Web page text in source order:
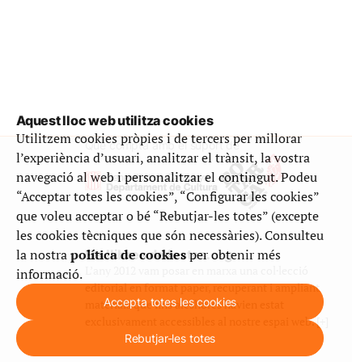
Que compta amb el suport de
Els llibres de festes.org
editorial en format paper, recuperant i ampliant
materials que fins aleshores havien estat
exclusivament accessibles al nostre espai web. [+]
Aquest lloc web utilitza cookies
Utilitzem cookies pròpies i de tercers per millorar
l’experiència d’usuari, analitzar el trànsit, la vostra
navegació al web i personalitzar el contingut. Podeu
“Acceptar totes les cookies”, “Configurar les cookies”
que voleu acceptar o bé “Rebutjar-les totes” (excepte
les cookies tècniques que són necessàries). Consulteu
la nostrapolítica de cookiesper obtenir més
informació.
Accepta totes les cookies
Rebutjar-les totes